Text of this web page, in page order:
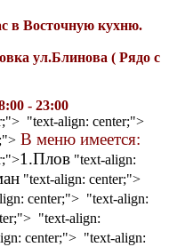
в Восточную кухню.
ул.Блинова ( Рядо с
- 23:00
"text-align: center;">
В меню имеется:
1.Плов "text-align:
"text-align: center;">
center;"> "text-align:
"text-align:
center;"> "text-align: